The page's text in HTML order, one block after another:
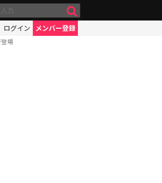
ログイン メンバー登録
場